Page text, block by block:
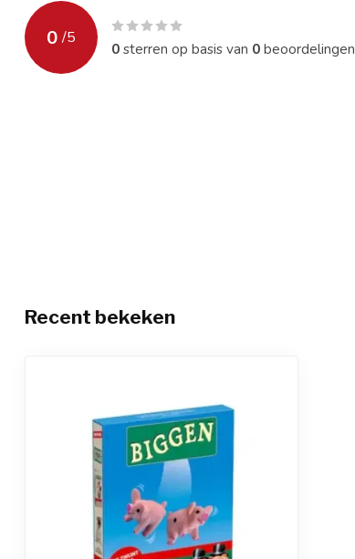
0 /5
0sterren op basis van 0beoordelingen
Recent bekeken